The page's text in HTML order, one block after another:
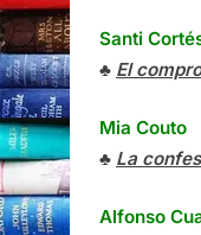
Santi
♣ El
Mia Couto
♣ La
Alfonso